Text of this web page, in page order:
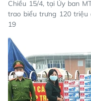
Chiều 15/4, tại Ủy ban
trao biểu trưng 120 triệu
19